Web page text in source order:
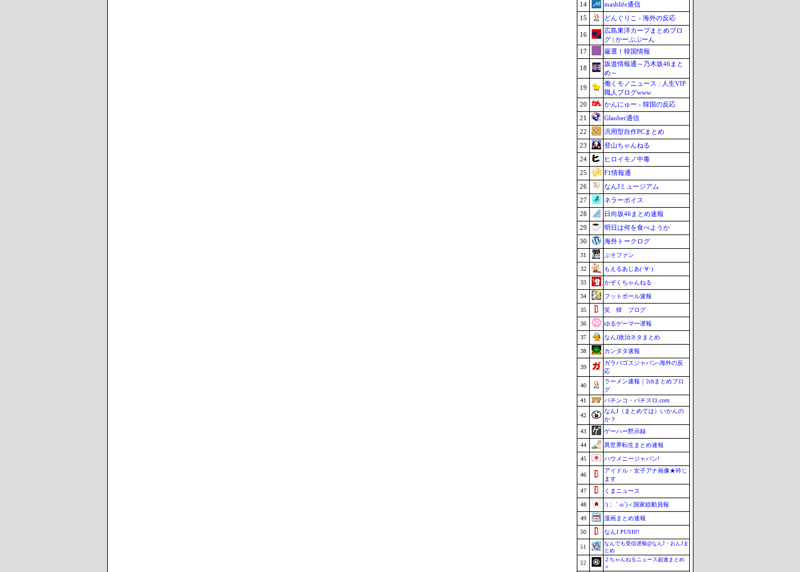
14
mashlife通信
15
どんぐりこ - 海外の反応
16
広島東洋カープまとめブロ
グ | かーぷぶーん
17
厳選！韓国情報
18
坂道情報通～乃木坂46まと
め～
19
働くモノニュース : 人生VIP
職人ブログwww
20
かんにゅー - 韓国の反応
21
Glauber通信
22
汎用型自作PCまとめ
23
登山ちゃんねる
24
ヒロイモノ中毒
25
F1情報通
26
なんJミュージアム
27
ネラーボイス
28
日向坂46まとめ速報
29
明日は何を食べようか
30
海外トークログ
31 ぷそファン
32 もえるあじあ(･∀･)
33 かぞくちゃんねる
34 フットボール速報
35 笑 韓 ブログ
36 ゆるゲーマー遅報
37 なんJ政治ネタまとめ
38 カンダタ速報
39
ガラパゴスジャパン-海外の反
応
40
ラーメン速報｜2chまとめブロ
グ
41
パチンコ・パチスロ.com
42
なんJ（まとめては）いかんの
か？
43
ゲーハー黙示録
44 異世界転生まとめ速報
45 ハウメニージャパン!
46
アイドル・女子アナ画像★吟じ
ます
47
くまニュース
48 /)；｀ω´)＜国家総動員報
49 漫画まとめ速報
50 なんJ PUSH!!
51
なんでも受信遅報@なんJ・おんJま
とめ
52
２ちゃんねるニュース超速まとめ
＋